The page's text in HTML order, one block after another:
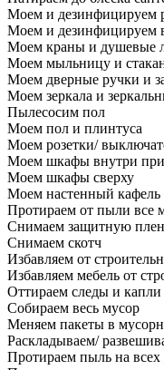
Моем и дезинфицируем
Моем и дезинфицируем
Моем краны и душевые
Моем мыльницу и
Моем дверные ручки и
Моем зеркала и
Пылесосим пол
Моем пол и плинтуса
Моем розетки/
Моем шкафы внутри при
Моем шкафы сверху
Моем настенный кафель
Протираем от пыли все
Снимаем защитную
Снимаем скотч
Избавляем от
Избавляем мебель от
Оттираем следы и капли
Собираем весь мусор
Меняем пакеты в
Раскладываем/
Протираем пыль на